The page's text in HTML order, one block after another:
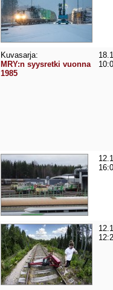
Kuvasarja:
MRY:n syysretki vuonna
1985